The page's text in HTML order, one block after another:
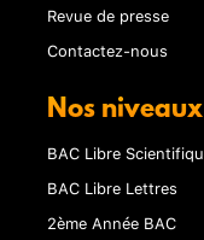
Revue de presse
Contactez-nous
Nos niveaux
BAC Libre
BAC Libre Lettres
2ème Année BAC